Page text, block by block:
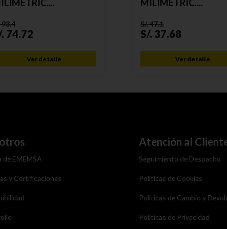
93.4
74.72
Ver detalle
MILIMÉTRIC....
S/.47.1
S/. 37.68
Ver detalle
de EMEMSA
y Certificaciones
Atención al
Seguimiento de Despacho
Politicas de Cookies
Politicas de Cambio y
Politicas de Privacidad